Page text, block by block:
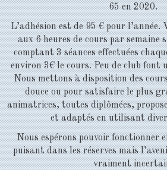
65 en 2020.
L’adhésion est de 95 € pour l’année.
aux 6 heures de cours par semaine
comptant 3 séances effectuées
environ 3€ le cours. Peu de club
Nous mettons à disposition des
douce ou pour satisfaire le plus
animatrices, toutes diplômées,
et adaptés en utilisant
Nous espérons pouvoir fonctionner
puisant dans les réserves mais
vraiment